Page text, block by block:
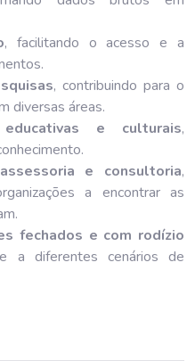
, facilitando o acesso e a
, contribuindo para o
diversas áreas.
e culturais,
e consultoria,
a encontrar as
fechados e com rodízio
a diferentes cenários de